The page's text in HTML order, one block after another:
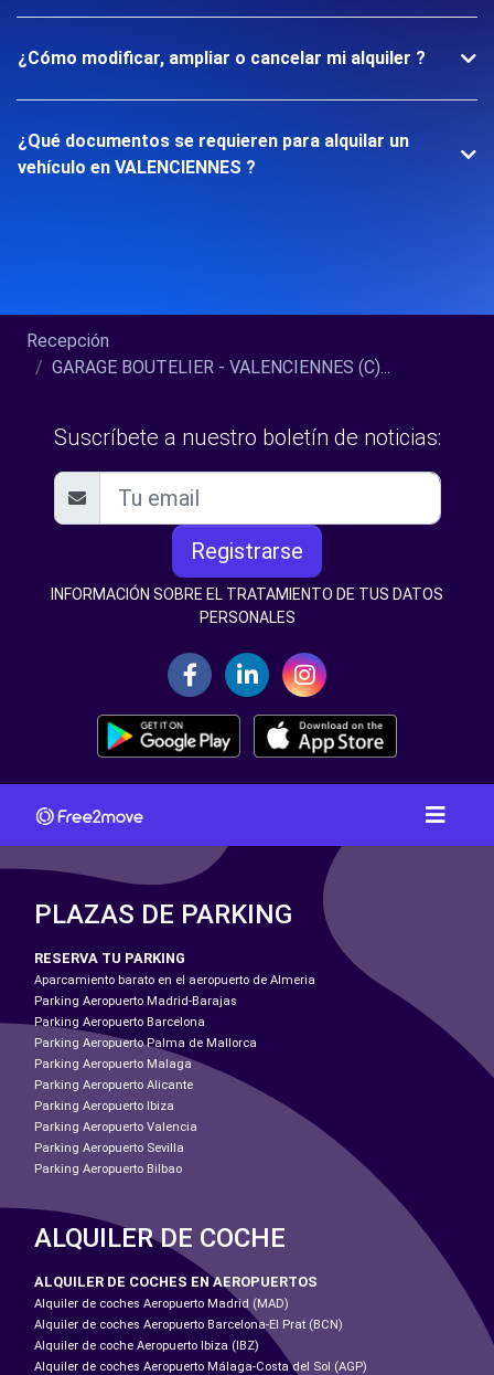
¿Cómo modificar, ampliar o cancelar mi alquiler ?
¿Qué documentos se requieren para alquilar un
vehículo en VALENCIENNES ?
Recepción
GARAGE BOUTELIER - VALENCIENNES (C)...
Suscríbete a nuestro boletín de noticias:
Registrarse
INFORMACIÓN SOBRE EL TRATAMIENTO DE TUS DATOS
PERSONALES
PLAZAS DE PARKING
RESERVA TU PARKING
Aparcamiento barato en el aeropuerto de Almeria
Parking Aeropuerto Madrid-Barajas
Parking Aeropuerto Barcelona
Parking Aeropuerto Palma de Mallorca
Parking Aeropuerto Malaga
Parking Aeropuerto Alicante
Parking Aeropuerto Ibiza
Parking Aeropuerto Valencia
Parking Aeropuerto Sevilla
Parking Aeropuerto Bilbao
ALQUILER DE COCHE
ALQUILER DE COCHES EN AEROPUERTOS
Alquiler de coches Aeropuerto Madrid (MAD)
Alquiler de coches Aeropuerto Barcelona-El Prat (BCN)
Alquiler de coche Aeropuerto Ibiza (IBZ)
Alquiler de coches Aeropuerto Málaga-Costa del Sol (AGP)